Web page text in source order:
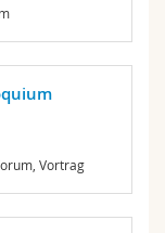
Vortrag